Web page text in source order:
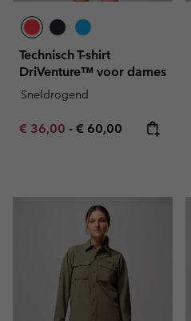
Technisch T-shirt
DriVenture™ voor dames
Sneldrogend
Minimum sale price:
€ 36,00 - Maximum price:
€ 60,00